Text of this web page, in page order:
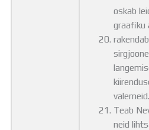
oskab
graafiku
valemeid.
Teab
neid